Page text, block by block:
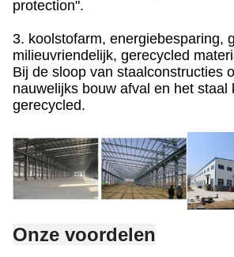
protection".
3. koolstofarm, energiebesparing,
milieuvriendelijk, gerecycled
Bij de sloop van staalconstructies
nauwelijks bouw afval en het staal
gerecycled.
Onze voordelen